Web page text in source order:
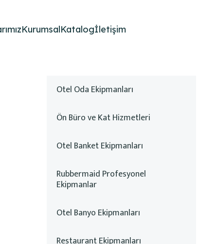
KurumsalKatalogİletişim
Otel Oda Ekipmanları
Ön Büro ve Kat Hizmetleri
Otel Banket Ekipmanları
Rubbermaid Profesyonel
Ekipmanlar
Otel Banyo Ekipmanları
Restaurant Ekipmanları